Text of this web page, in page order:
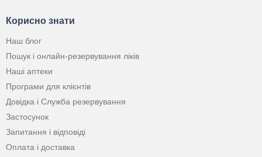
Корисно знати
Наш блог
Пошук і онлайн-резервування ліків
Наші аптеки
Програми для клієнтів
Довідка і Служба резервування
Застосунок
Запитання і відповіді
Оплата і доставка